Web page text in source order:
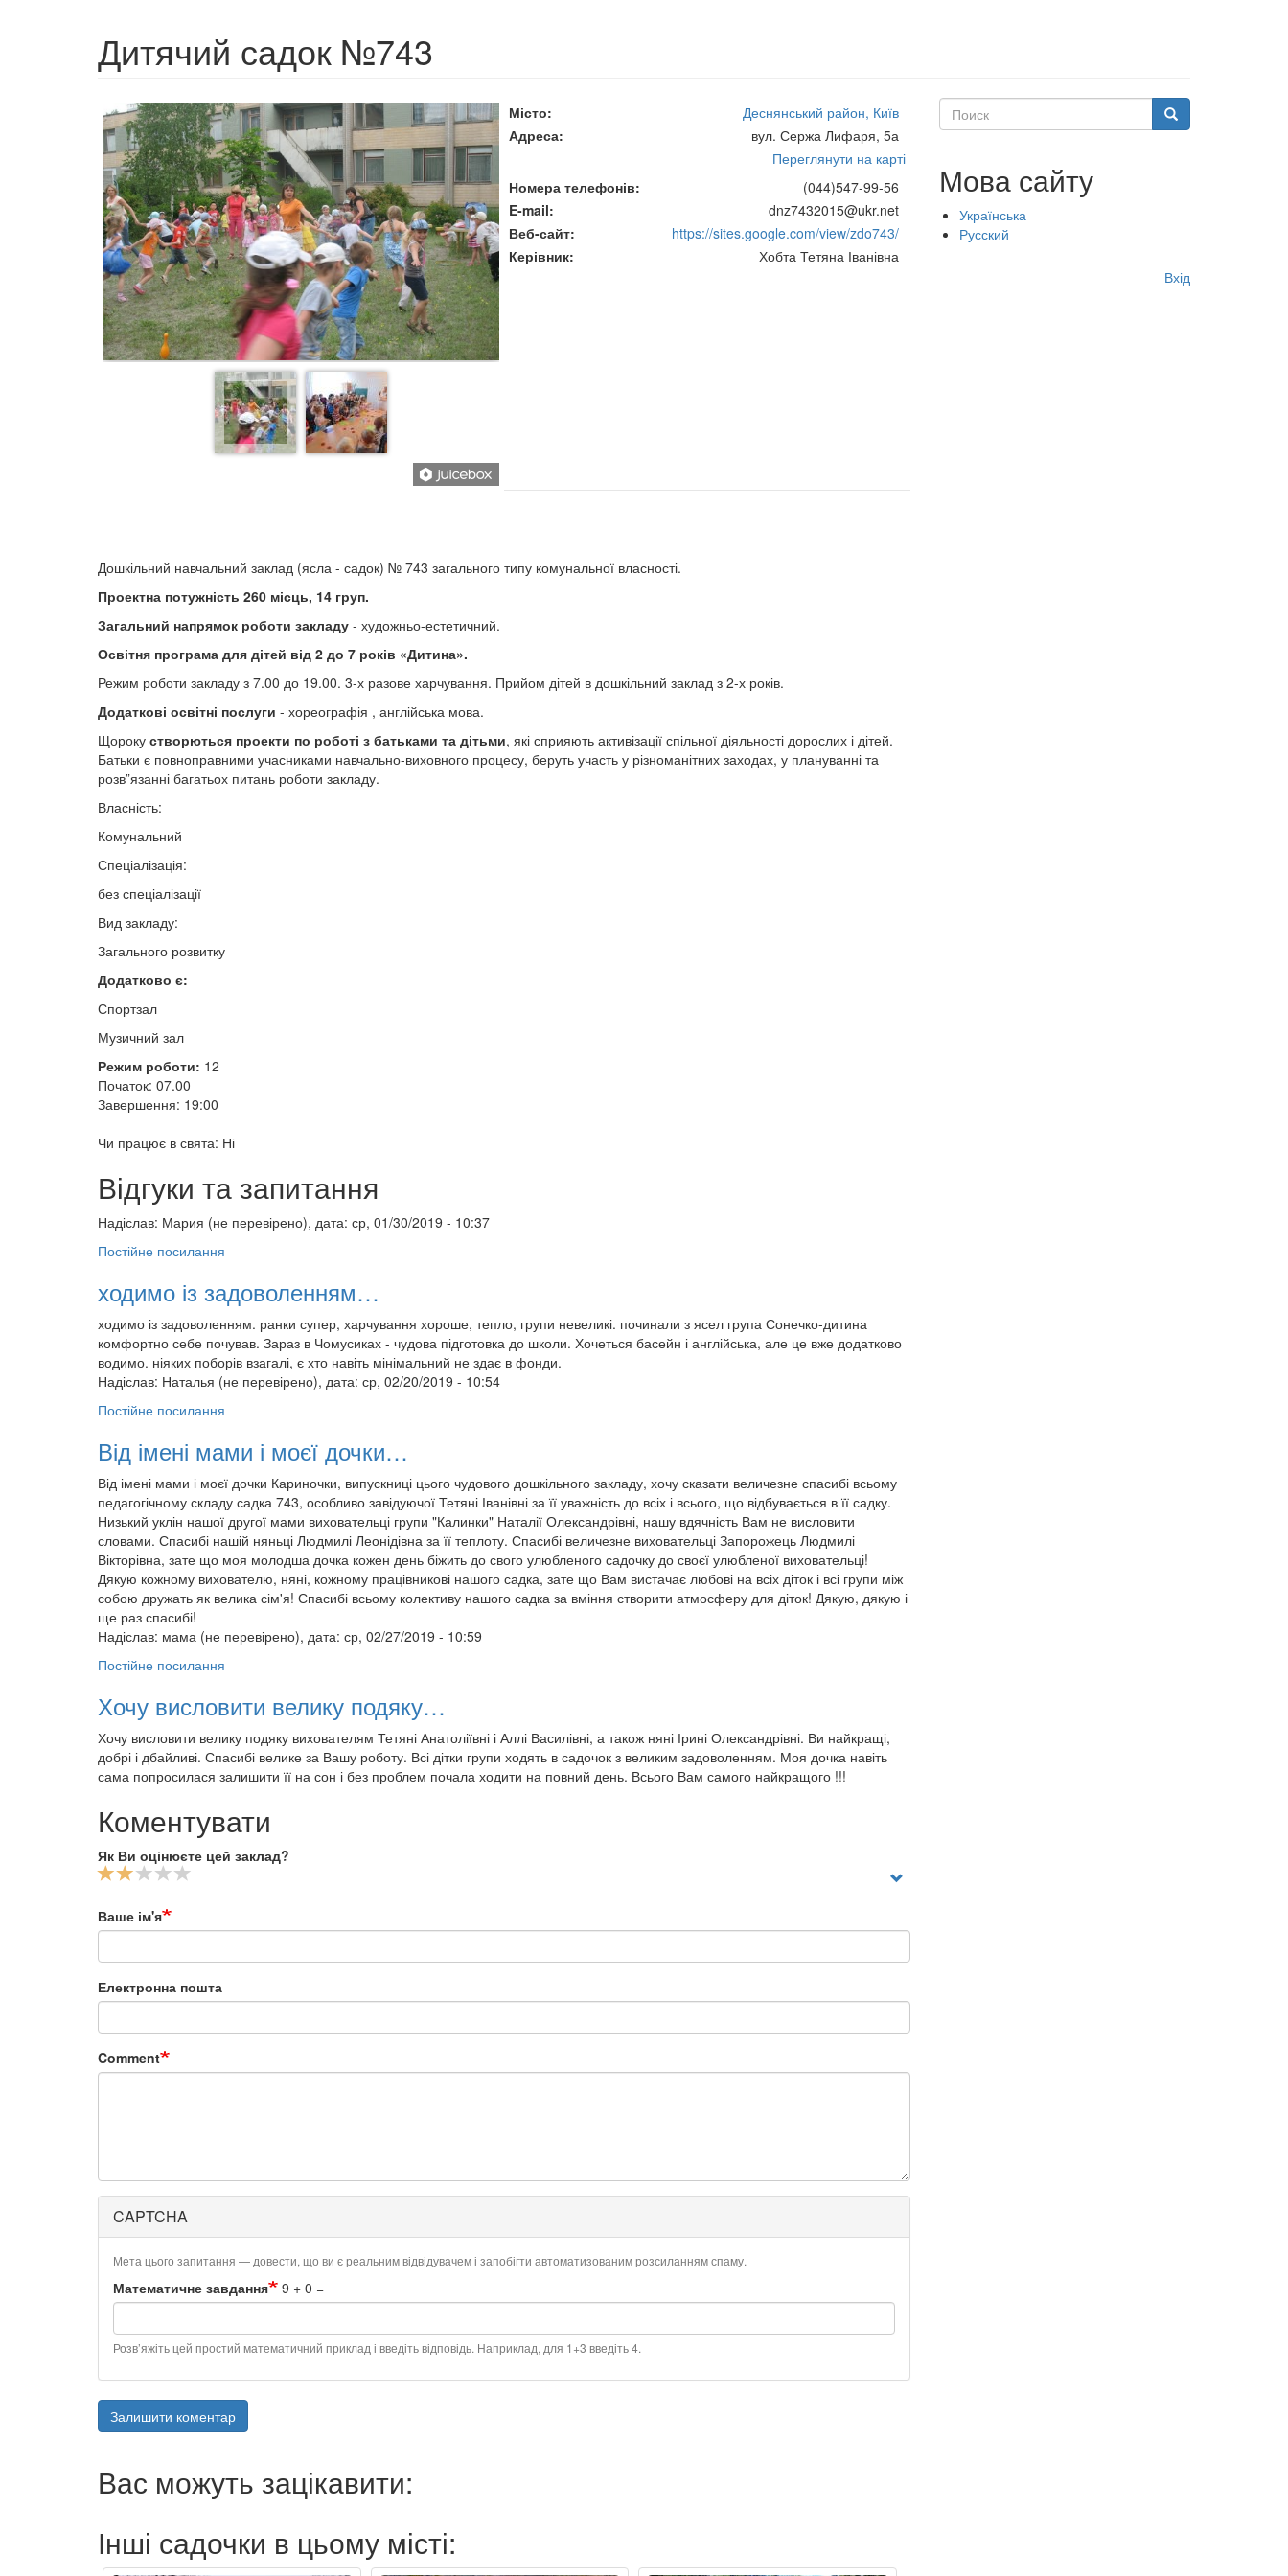
Дитячий садок №743
Місто
Деснянський район, Київ
Адреса
вул. Сержа Лифаря, 5а
Переглянути на карті
Номера телефонів
(044)547-99-56
E-mail
dnz7432015@ukr.net
Веб-сайт
https://sites.google.com/view/zdo743/
Керівник
Хобта Тетяна Іванівна
Дошкільний навчальний заклад (ясла - садок) № 743 загального типу комунальної власності.
Проектна потужність 260 місць, 14 груп.
Загальний напрямок роботи закладу - художньо-естетичний.
Освітня програма для дітей від 2 до 7 років «Дитина».
Режим роботи закладу з 7.00 до 19.00. 3-х разове харчування. Прийом дітей в дошкільний заклад з 2-х років.
Додаткові освітні послуги - хореографія , англійська мова.
Щороку створються проекти по роботі з батьками та дітьми, які сприяють активізації спільної діяльності дорослих і дітей.
Батьки є повноправними учасниками навчально-виховного процесу, беруть участь у різноманітних заходах, у плануванні та
розв”язанні багатьох питань роботи закладу.
Власність:
Комунальний
Спеціалізація:
без спеціалізації
Вид закладу:
Загального розвитку
Додатково є:
Спортзал
Музичний зал
Режим роботи: 12
Початок: 07.00
Завершення: 19:00
Чи працює в свята: Ні
Відгуки та запитання
Надіслав: Мария (не перевірено), дата: ср, 01/30/2019 - 10:37
Постійне посилання
ходимо із задоволенням…
ходимо із задоволенням. ранки супер, харчування хороше, тепло, групи невеликі. починали з ясел група Сонечко-дитина
комфортно себе почував. Зараз в Чомусиках - чудова підготовка до школи. Хочеться басейн і англійська, але це вже додатково
водимо. ніяких поборів взагалі, є хто навіть мінімальний не здає в фонди.
Надіслав: Наталья (не перевірено), дата: ср, 02/20/2019 - 10:54
Постійне посилання
Від імені мами і моєї дочки…
Від імені мами і моєї дочки Кариночки, випускниці цього чудового дошкільного закладу, хочу сказати величезне спасибі всьому
педагогічному складу садка 743, особливо завідуючої Тетяні Іванівні за її уважність до всіх і всього, що відбувається в її садку.
Низький уклін нашої другої мами виховательці групи "Калинки" Наталії Олександрівні, нашу вдячність Вам не висловити
словами. Спасибі нашій няньці Людмилі Леонідівна за її теплоту. Спасибі величезне виховательці Запорожець Людмилі
Вікторівна, зате що моя молодша дочка кожен день біжить до свого улюбленого садочку до своєї улюбленої виховательці!
Дякую кожному вихователю, няні, кожному працівникові нашого садка, зате що Вам вистачає любові на всіх діток і всі групи між
собою дружать як велика сім'я! Спасибі всьому колективу нашого садка за вміння створити атмосферу для діток! Дякую, дякую і
ще раз спасибі!
Надіслав: мама (не перевірено), дата: ср, 02/27/2019 - 10:59
Постійне посилання
Хочу висловити велику подяку…
Хочу висловити велику подяку вихователям Тетяні Анатоліївні і Аллі Василівні, а також няні Ірині Олександрівні. Ви найкращі,
добрі і дбайливі. Спасибі велике за Вашу роботу. Всі дітки групи ходять в садочок з великим задоволенням. Моя дочка навіть
сама попросилася залишити її на сон і без проблем почала ходити на повний день. Всього Вам самого найкращого !!!
Коментувати
Як Ви оцінюєте цей заклад?
Ваше ім'я
Електронна пошта
Comment
CAPTCHA
Мета цього запитання — довести, що ви є реальним відвідувачем і запобігти автоматизованим розсиланням спаму.
Математичне завдання 9 + 0 =
Розв’яжіть цей простий математичний приклад і введіть відповідь. Наприклад, для 1+3 введіть 4.
Залишити коментар
Вас можуть зацікавити:
Інші садочки в цьому місті:
Поиск Поиск
Мова сайту
Українська
Русский
Вхід